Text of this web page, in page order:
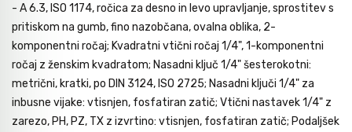
- A 6.3, ISO 1174, ročica za desno in levo upravljanje, sprostitev s
pritiskom na gumb, fino nazobčana, ovalna oblika, 2-
komponentni ročaj; Kvadratni vtični ročaj 1/4", 1-komponentni
ročaj z ženskim kvadratom; Nasadni ključ 1/4" šesterokotni:
metrični, kratki, po DIN 3124, ISO 2725; Nasadni ključi 1/4" za
inbusne vijake: vtisnjen, fosfatiran zatič; Vtični nastavek 1/4" z
zarezo, PH, PZ, TX z izvrtino: vtisnjen, fosfatiran zatič; Podaljšek
Krivilci cevi
Razno
Gozdarsko orodje